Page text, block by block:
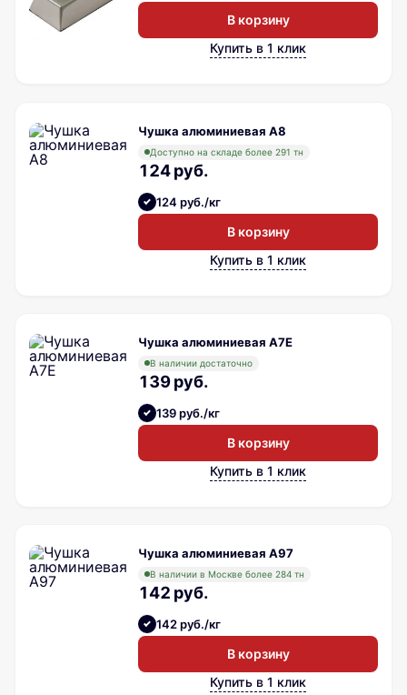
В корзину
Купить в 1 клик
Чушка алюминиевая A8
Доступно на складе более 291 тн
124 руб.
124 руб./кг
В корзину
Купить в 1 клик
Чушка алюминиевая A7E
В наличии достаточно
139 руб.
139 руб./кг
В корзину
Купить в 1 клик
Чушка алюминиевая A97
В наличии в Москве более 284 тн
142 руб.
142 руб./кг
В корзину
Купить в 1 клик